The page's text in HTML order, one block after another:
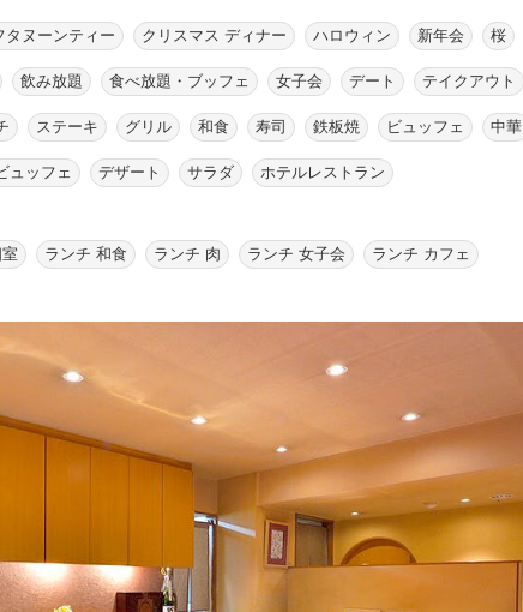
タヌーンティー クリスマス ディナー ハロウィン 新年会 桜
飲み放題 食べ放題・ブッフェ 女子会 デート テイクアウト
ステーキ グリル 和食 寿司 鉄板焼 ビュッフェ 中華
ュッフェ デザート サラダ ホテルレストラン
ランチ 和食 ランチ 肉 ランチ 女子会 ランチ カフェ